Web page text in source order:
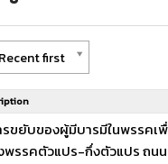
first
รขยับของผู้มีบารมีในพรรค
พรรคตัวแปร-กึ่งตัวแปร ถน